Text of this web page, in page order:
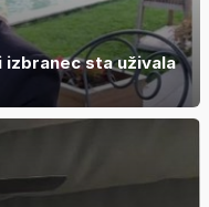
izbranec sta uživala